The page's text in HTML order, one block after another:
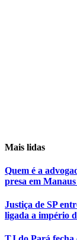
Mais lidas
Quem é a
presa em
Justiça de SP
ligada a império